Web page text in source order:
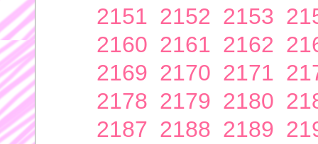
2151 2152 2153
2160 2161 2162
2169 2170 2171
2178 2179 2180
2187 2188 2189